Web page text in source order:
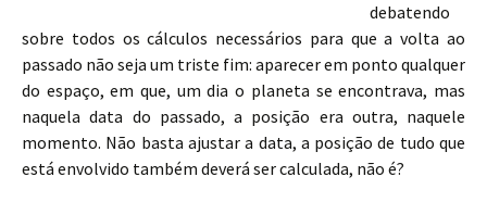
debatendo
sobre todos os cálculos necessários para que a volta ao
passado não seja um triste fim: aparecer em ponto qualquer
do espaço, em que, um dia o planeta se encontrava, mas
naquela data do passado, a posição era outra, naquele
momento. Não basta ajustar a data, a posição de tudo que
está envolvido também deverá ser calculada, não é?